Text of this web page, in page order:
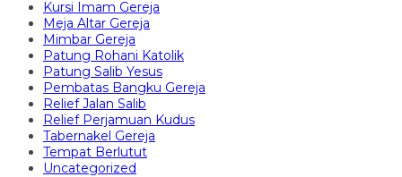
Kursi Imam Gereja
Meja Altar Gereja
Mimbar Gereja
Patung Rohani Katolik
Patung Salib Yesus
Pembatas Bangku Gereja
Relief Jalan Salib
Relief Perjamuan Kudus
Tabernakel Gereja
Tempat Berlutut
Uncategorized